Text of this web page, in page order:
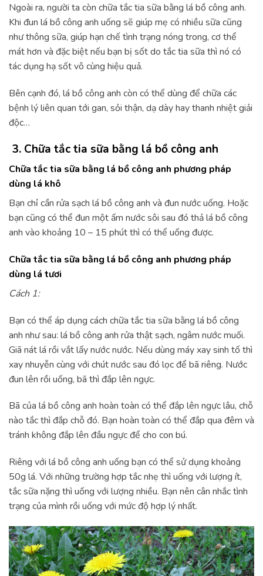
Ngoài ra, người ta còn chữa tắc tia sữa bằng lá bồ công anh.
Khi đun lá bồ công anh uống sẽ giúp mẹ có nhiều sữa cũng
như thông sữa, giúp hạn chế tình trạng nóng trong, cơ thể
mát hơn và đặc biệt nếu bạn bị sốt do tắc tia sữa thì nó có
tác dụng hạ sốt vô cùng hiệu quả.
Bên cạnh đó, lá bồ công anh còn có thể dùng để chữa các
bệnh lý liên quan tới gan, sỏi thận, dạ dày hay thanh nhiệt giải
độc…
3. Chữa tắc tia sữa bằng lá bồ công anh
Chữa tắc tia sữa bằng lá bồ công anh phương pháp
dùng lá khô
Bạn chỉ cần rửa sạch lá bồ công anh và đun nước uống. Hoặc
bạn cũng có thể đun một ấm nước sôi sau đó thả lá bồ công
anh vào khoảng 10 – 15 phút thì có thể uống được.
Chữa tắc tia sữa bằng lá bồ công anh phương pháp
dùng lá tươi
Cách 1:
Bạn có thể áp dụng cách chữa tắc tia sữa bằng lá bồ công
anh như sau: lá bồ công anh rửa thật sạch, ngâm nước muối.
Giã nát lá rồi vắt lấy nước nước. Nếu dùng máy xay sinh tố thì
xay nhuyễn cùng với chút nước sau đó lọc để bã riêng. Nước
đun lên rồi uống, bã thì đắp lên ngực.
Bã của lá bồ công anh hoàn toàn có thể đắp lên ngực lâu, chỗ
nào tắc thì đắp chỗ đó. Bạn hoàn toàn có thể đắp qua đêm và
tránh không đắp lên đầu ngực để cho con bú.
Riêng với lá bồ công anh uống bạn có thể sử dụng khoảng
50g lá. Với những trường hợp tắc nhẹ thì uống với lượng ít,
tắc sữa nặng thì uống với lượng nhiều. Bạn nên cân nhắc tình
trạng của mình rồi uống với mức độ hợp lý nhất.